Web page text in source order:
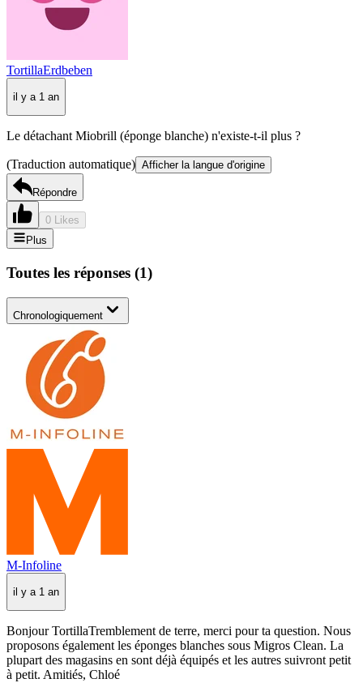
TortillaErdbeben
il y a 1 an
Le détachant Miobrill (éponge blanche) n'existe-t-il plus ?
(Traduction automatique) Afficher la langue d'origine
Répondre
0 Likes
Plus
Toutes les réponses (1)
Chronologiquement
M-Infoline
il y a 1 an
Bonjour TortillaTremblement de terre, merci pour ta question. Nous
proposons également les éponges blanches sous Migros Clean. La
plupart des magasins en sont déjà équipés et les autres suivront petit
à petit. Amitiés, Chloé